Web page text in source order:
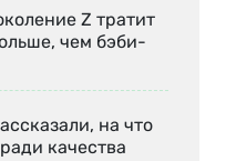
Z тратит
чем бэби-
на что
качества